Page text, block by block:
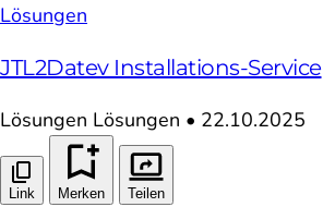
Lösungen
JTL2Datev Installations-Service
Lösungen Lösungen • 22.10.2025
Link Merken Teilen